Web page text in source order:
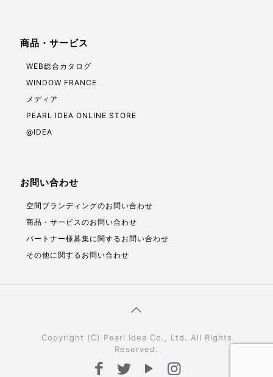
商品・サービス
WEB総合カタログ
WINDOW FRANCE
メディア
PEARL IDEA ONLINE STORE
@IDEA
お問い合わせ
空間ブランディングのお問い合わせ
商品・サービスのお問い合わせ
パートナー様募集に関するお問い合わせ
その他に関するお問い合わせ
Copyright (C) Pearl Idea Co., Ltd. All Rights
Reserved.